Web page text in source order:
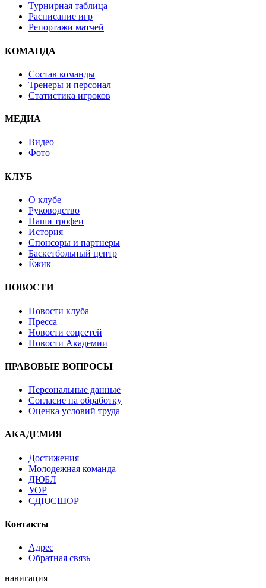
Турнирная таблица
Расписание игр
Репортажи матчей
КОМАНДА
Состав команды
Тренеры и персонал
Статистика игроков
МЕДИА
Видео
Фото
КЛУБ
О клубе
Руководство
Наши трофеи
История
Спонсоры и партнеры
Баскетбольный центр
Ёжик
НОВОСТИ
Новости клуба
Пресса
Новости соцсетей
Новости Академии
ПРАВОВЫЕ ВОПРОСЫ
Персональные данные
Согласие на обработку
Оценка условий труда
АКАДЕМИЯ
Достижения
Молодежная команда
ДЮБЛ
УОР
СДЮСШОР
Контакты
Адрес
Обратная связь
навигация